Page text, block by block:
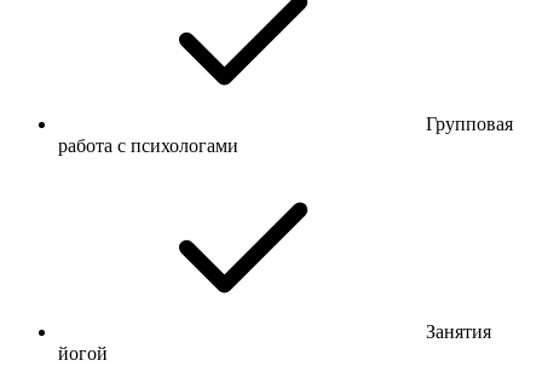
Групповая
работа с психологами
Занятия
йогой